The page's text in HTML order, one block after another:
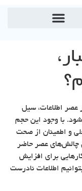
عصر اطلاعات، سیل
با وجود این حجم
و اطمینان از صحت
چالش‌های عصر حاضر
برای افزایش
اطلاعات نادرست